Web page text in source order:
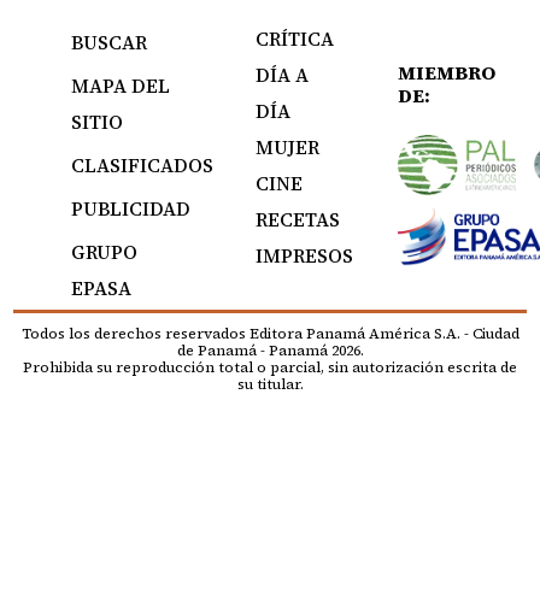
BUSCAR
MAPA DEL
SITIO
CLASIFICADOS
PUBLICIDAD
GRUPO
EPASA
CRÍTICA
DÍA A
DÍA
MUJER
CINE
RECETAS
IMPRESOS
MIEMBRO
DE:
Todos los derechos reservados Editora Panamá América S.A. - Ciudad
de Panamá - Panamá 2026.
Prohibida su reproducción total o parcial, sin autorización escrita de
su titular.